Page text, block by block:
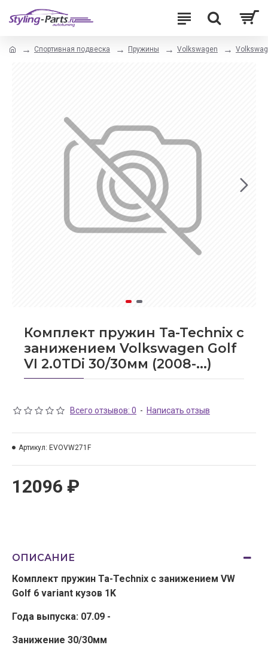
Спортивная подвеска Пружины Volkswagen
Комплект пружин Ta-Technix с
занижением Volkswagen Golf
VI 2.0TDi 30/30мм (2008-...)
Всего отзывов: 0 - Написать отзыв
12096 ₽
Артикул: EVOVW271F
ОПИСАНИЕ
Комплект пружин Ta-Technix с занижением VW
Golf 6 variant кузов 1K
Года выпуска: 07.09 -
Занижение 30/30мм